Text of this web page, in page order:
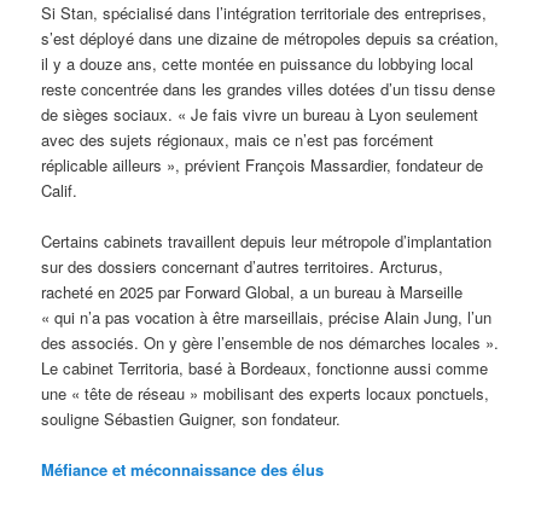
Si Stan, spécialisé dans l’intégration territoriale des entreprises,
s’est déployé dans une dizaine de métropoles depuis sa création,
il y a douze ans, cette montée en puissance du lobbying local
reste concentrée dans les grandes villes dotées d’un tissu dense
de sièges sociaux. « Je fais vivre un bureau à Lyon seulement
avec des sujets régionaux, mais ce n’est pas forcément
réplicable ailleurs », prévient François Massardier, fondateur de
Calif.
Certains cabinets travaillent depuis leur métropole d’implantation
sur des dossiers concernant d’autres territoires. Arcturus,
racheté en 2025 par Forward Global, a un bureau à Marseille
« qui n’a pas vocation à être marseillais, précise Alain Jung, l’un
des associés. On y gère l’ensemble de nos démarches locales ».
Le cabinet Territoria, basé à Bordeaux, fonctionne aussi comme
une « tête de réseau » mobilisant des experts locaux ponctuels,
souligne Sébastien Guigner, son fondateur.
Méfiance et méconnaissance des élus